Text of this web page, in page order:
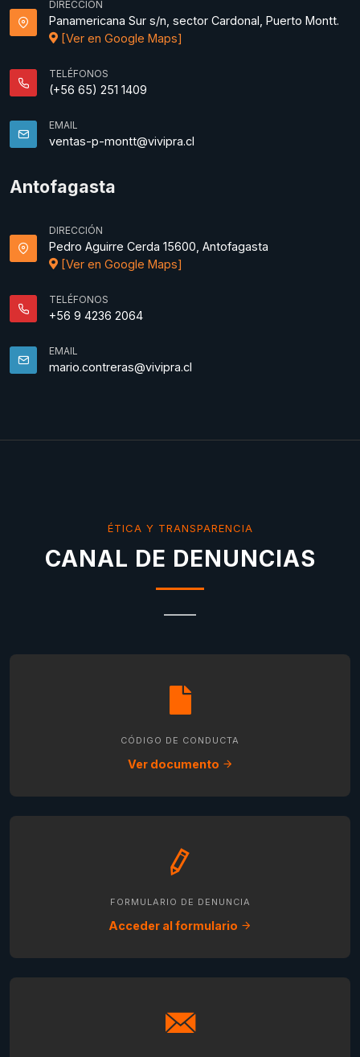
DIRECCIÓN
Panamericana Sur s/n, sector Cardonal, Puerto Montt.
[Ver en Google Maps]
TELÉFONOS
(+56 65) 251 1409
EMAIL
ventas-p-montt@vivipra.cl
Antofagasta
DIRECCIÓN
Pedro Aguirre Cerda 15600, Antofagasta
[Ver en Google Maps]
TELÉFONOS
+56 9 4236 2064
EMAIL
mario.contreras@vivipra.cl
ÉTICA Y TRANSPARENCIA
CANAL DE DENUNCIAS
CÓDIGO DE CONDUCTA
Ver documento
FORMULARIO DE DENUNCIA
Acceder al formulario